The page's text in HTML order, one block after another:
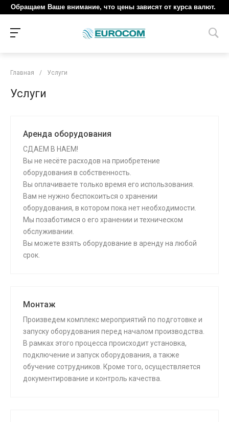
Обращаем Ваше внимание, что цены зависят от курса валют.
Главная / Услуги
Услуги
Аренда оборудования
СДАЕМ В НАЕМ!
Вы не несёте расходов на приобретение
оборудования в собственность.
Вы оплачиваете только время его использования.
Вам не нужно беспокоиться о хранении
оборудования, в котором пока нет необходимости.
Мы позаботимся о его хранении и техническом
обслуживании.
Вы можете взять оборудование в аренду на любой
срок.
Монтаж
Произведем комплекс мероприятий по подготовке и
запуску оборудования перед началом производства.
В рамках этого процесса происходит установка,
подключение и запуск оборудования, а также
обучение сотрудников. Кроме того, осуществляется
документирование и контроль качества.